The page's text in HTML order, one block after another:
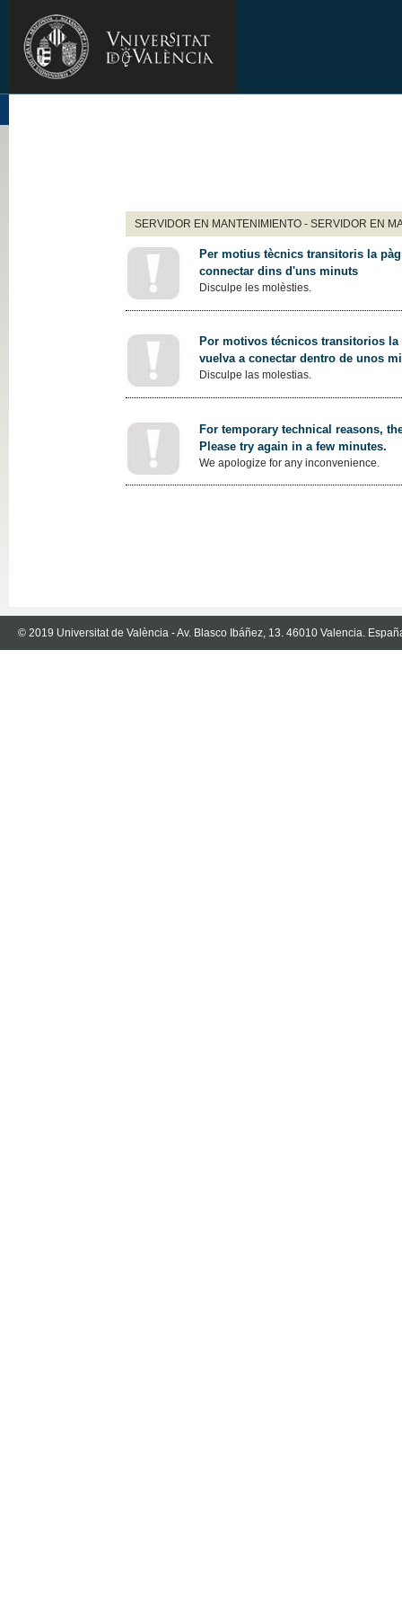
SERVIDOR EN MANTENIMIENTO - SERVIDOR EN
Per motius tècnics transitoris la
connectar dins d'uns minuts
Disculpe les molèsties.
Por motivos técnicos transitorios
vuelva a conectar dentro de unos
Disculpe las molestias.
For temporary technical reasons,
Please try again in a few minutes.
We apologize for any inconvenience.
© 2019 Universitat de València - Av. Blasco Ibáñez, 13. 46010 Valencia.